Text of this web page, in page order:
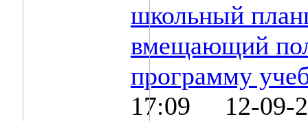
школьный
вмещающий
программу
17:09 12-09-